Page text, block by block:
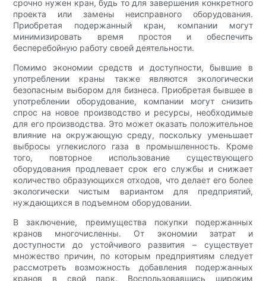
срочно нужен кран, будь то для завершения конкретного
проекта или замены неисправного оборудования.
Приобретая подержанный кран, компании могут
минимизировать время простоя и обеспечить
бесперебойную работу своей деятельности.
Помимо экономии средств и доступности, бывшие в
употреблении краны также являются экологически
безопасным выбором для бизнеса. Приобретая бывшее в
употреблении оборудование, компании могут снизить
спрос на новое производство и ресурсы, необходимые
для его производства. Это может оказать положительное
влияние на окружающую среду, поскольку уменьшает
выбросы углекислого газа в промышленность. Кроме
того, повторное использование существующего
оборудования продлевает срок его службы и снижает
количество образующихся отходов, что делает его более
экологически чистым вариантом для предприятий,
нуждающихся в подъемном оборудовании.
В заключение, преимущества покупки подержанных
кранов многочисленны. От экономии затрат и
доступности до устойчивого развития – существует
множество причин, по которым предприятиям следует
рассмотреть возможность добавления подержанных
кранов в свой парк. Воспользовавшись широким